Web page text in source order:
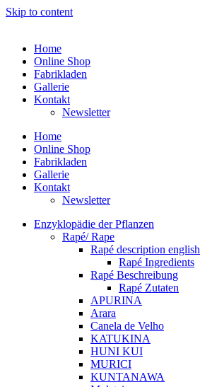
Skip to content
Home
Online Shop
Fabrikladen
Gallerie
Kontakt
Newsletter
Home
Online Shop
Fabrikladen
Gallerie
Kontakt
Newsletter
Enzyklopädie der Pflanzen
Rapé/ Rape
Rapé description english
Rapé Ingredients
Rapé Beschreibung
Rapé Zutaten
APURINA
Arara
Canela de Velho
KATUKINA
HUNI KUI
MURICI
KUNTANAWA